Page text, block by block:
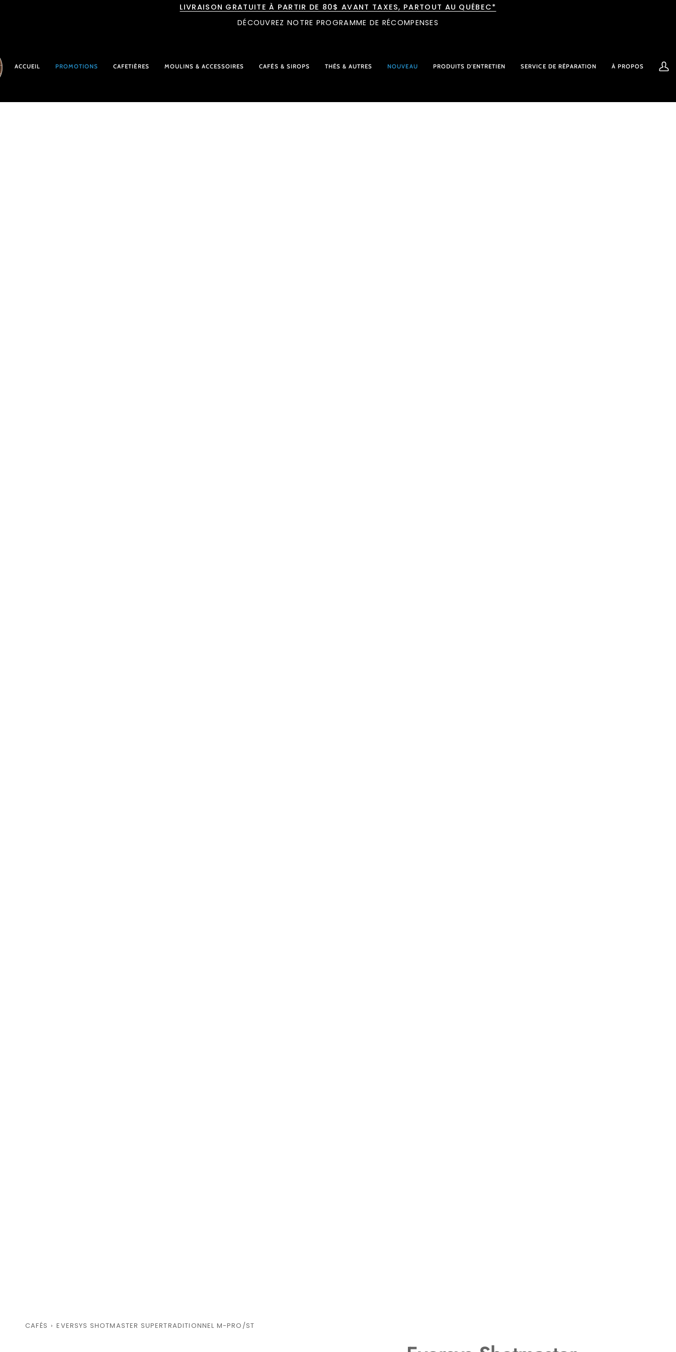
LIVRAISON GRATUITE À PARTIR DE 80$ AVANT TAXES, PARTOUT AU QUÉBEC*
DÉCOUVREZ NOTRE PROGRAMME DE RÉCOMPENSES
ACCUEIL PROMOTIONS CAFETIÈRES MOULINS & ACCESSOIRES CAFÉS & SIROPS THÉS & AUTRES NOUVEAU PRODUITS D'ENTRETIEN SERVICE DE RÉPARATION À PROPOS
Mon
CAFÉS › EVERSYS SHOTMASTER SUPERTRADITIONNEL M-PRO/ST